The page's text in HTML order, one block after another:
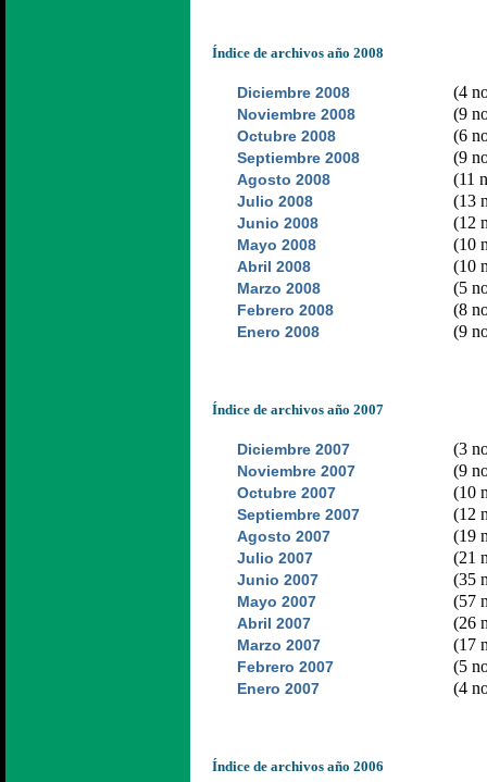
Índice de archivos año 2008
Diciembre 2008 (4
Noviembre 2008 (9
Octubre 2008 (6
Septiembre 2008 (9
Agosto 2008 (11
Julio 2008 (13
Junio 2008 (12
Mayo 2008 (10
Abril 2008 (10
Marzo 2008 (5
Febrero 2008 (8
Enero 2008 (9
Índice de archivos año 2007
Diciembre 2007 (3
Noviembre 2007 (9
Octubre 2007 (10
Septiembre 2007 (12
Agosto 2007 (19
Julio 2007 (21
Junio 2007 (35
Mayo 2007 (57
Abril 2007 (26
Marzo 2007 (17
Febrero 2007 (5
Enero 2007 (4
Índice de archivos año 2006